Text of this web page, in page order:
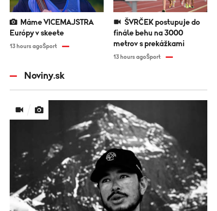
Európy v skeete
13 hours agoŠport
finále behu na 3000
metrov s prekážkami
13 hours agoŠport
Noviny.sk